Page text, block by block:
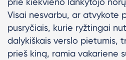
Visai nesvarbu, ar atvykote
pusryčiais, kurie ryžtingai
dalykiškais verslo pietumis,
prieš kiną, ramia vakariene